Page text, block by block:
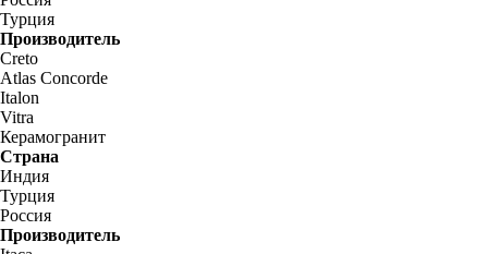
Турция
Производитель
Creto
Atlas Concorde
Italon
Vitra
Керамогранит
Страна
Индия
Турция
Россия
Производитель